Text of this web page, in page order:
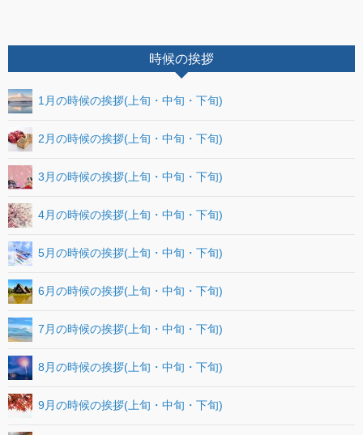
時候の挨拶
1月の時候の挨拶(上旬・中旬・下旬)
2月の時候の挨拶(上旬・中旬・下旬)
3月の時候の挨拶(上旬・中旬・下旬)
4月の時候の挨拶(上旬・中旬・下旬)
5月の時候の挨拶(上旬・中旬・下旬)
6月の時候の挨拶(上旬・中旬・下旬)
7月の時候の挨拶(上旬・中旬・下旬)
8月の時候の挨拶(上旬・中旬・下旬)
9月の時候の挨拶(上旬・中旬・下旬)